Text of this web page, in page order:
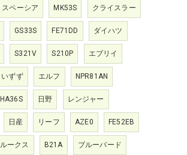
スペーシア MK53S クライスラー
GS33S FE71DD ダイハツ
S321V S210P エブリイ
いずず エルフ NPR81AN
HA36S 日野 レンジャー
日産 リーフ AZE0 FE52EB
ルークス B21A ブルーバード